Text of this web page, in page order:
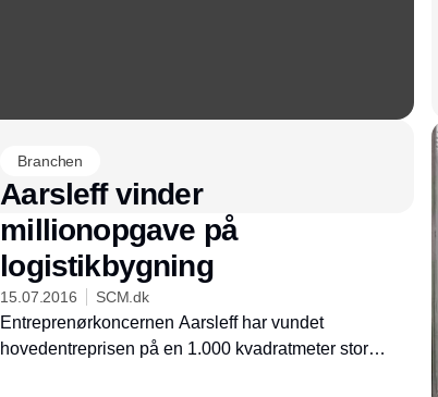
Branchen
Aarsleff vinder
millionopgave på
logistikbygning
15.07.2016 SCM.dk
Entreprenørkoncernen Aarsleff har vundet
hovedentreprisen på en 1.000 kvadratmeter stor